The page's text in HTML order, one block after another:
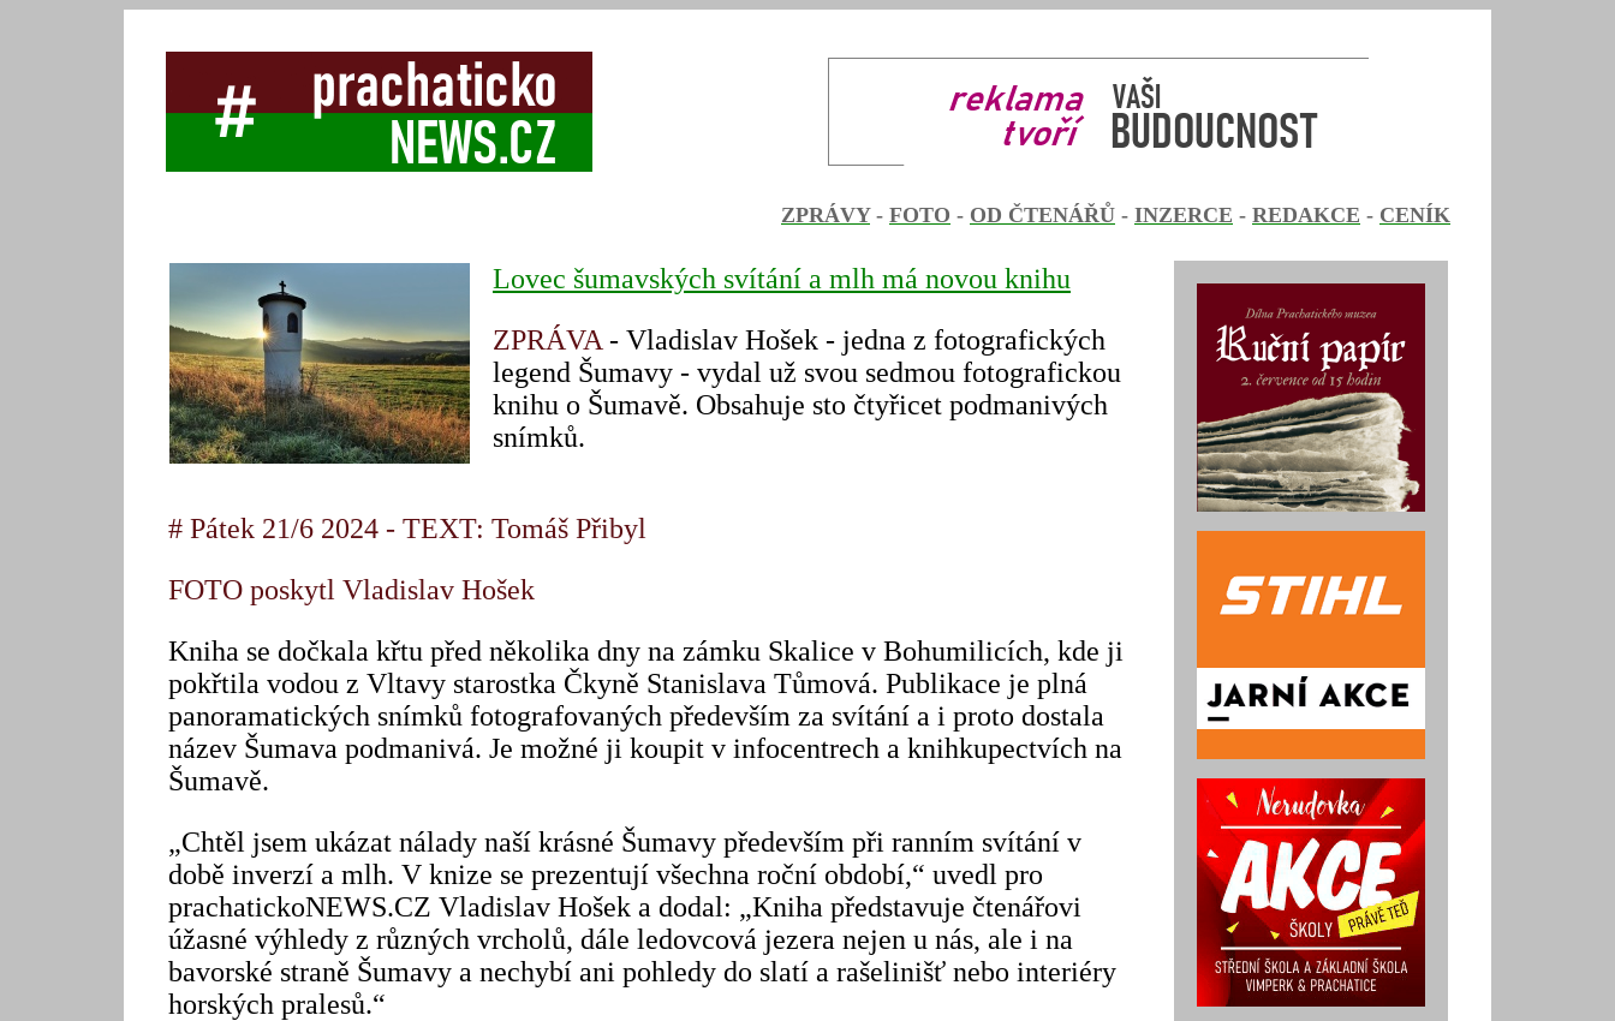
ZPRÁVY- FOTO - OD ČTENÁŘŮ - INZERCE - REDAKCE - CENÍK
Lovec šumavských svítání a mlh má novou knihu
ZPRÁVA - Vladislav Hošek - jedna z fotografických
legend Šumavy - vydal už svou sedmou fotografickou
knihu o Šumavě. Obsahuje sto čtyřicet podmanivých
snímků.
# Pátek 21/6 2024 - TEXT: Tomáš Přibyl
FOTO poskytl Vladislav Hošek
Kniha se dočkala křtu před několika dny na zámku Skalice v Bohumilicích, kde ji
pokřtila vodou z Vltavy starostka Čkyně Stanislava Tůmová. Publikace je plná
panoramatických snímků fotografovaných především za svítání a i proto dostala
název Šumava podmanivá. Je možné ji koupit v infocentrech a knihkupectvích na
Šumavě.
„Chtěl jsem ukázat nálady naší krásné Šumavy především při ranním svítání v
době inverzí a mlh. V knize se prezentují všechna roční období,“ uvedl pro
prachatickoNEWS.CZ Vladislav Hošek a dodal: „Kniha představuje čtenářovi
úžasné výhledy z různých vrcholů, dále ledovcová jezera nejen u nás, ale i na
bavorské straně Šumavy a nechybí ani pohledy do slatí a rašelinišť nebo interiéry
horských pralesů.“